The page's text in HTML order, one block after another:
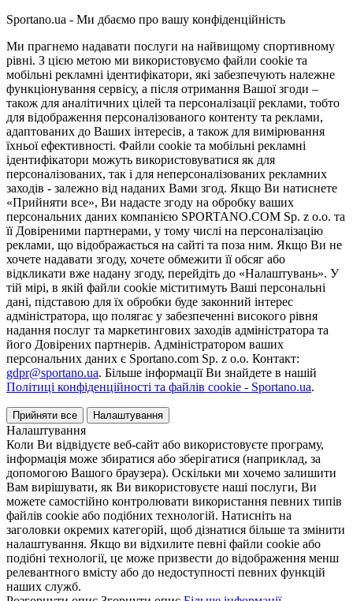
Sportano.ua - Ми дбаємо про вашу конфіденційність
Ми прагнемо надавати послуги на найвищому спортивному
рівні. З цією метою ми використовуємо файли cookie та
мобільні рекламні ідентифікатори, які забезпечують належне
функціонування сервісу, а після отримання Вашої згоди –
також для аналітичних цілей та персоналізації реклами, тобто
для відображення персоналізованого контенту та реклами,
адаптованих до Ваших інтересів, а також для вимірювання
їхньої ефективності. Файли cookie та мобільні рекламні
ідентифікатори можуть використовуватися як для
персоналізованих, так і для неперсоналізованих рекламних
заходів - залежно від наданих Вами згод. Якщо Ви натиснете
«Прийняти все», Ви надасте згоду на обробку ваших
персональних даних компанією SPORTANO.COM Sp. z o.o. та
її Довіреними партнерами, у тому числі на персоналізацію
реклами, що відображається на сайті та поза ним. Якщо Ви не
хочете надавати згоду, хочете обмежити її обсяг або
відкликати вже надану згоду, перейдіть до «Налаштувань». У
тій мірі, в якій файли cookie міститимуть Ваші персональні
дані, підставою для їх обробки буде законний інтерес
адміністратора, що полягає у забезпеченні високого рівня
надання послуг та маркетингових заходів адміністратора та
його Довірених партнерів. Адміністратором ваших
персональних даних є Sportano.com Sp. z o.o. Контакт:
gdpr@sportano.ua. Більше інформації Ви знайдете в нашій
Політиці конфіденційності та файлів cookie - Sportano.ua.
Прийняти все Налаштування
Налаштування
Коли Ви відвідуєте веб-сайт або використовуєте програму,
інформація може збиратися або зберігатися (наприклад, за
допомогою Вашого браузера). Оскільки ми хочемо залишити
Вам вирішувати, як Ви використовуєте наші послуги, Ви
можете самостійно контролювати використання певних типів
файлів cookie або подібних технологій. Натисніть на
заголовки окремих категорій, щоб дізнатися більше та змінити
налаштування. Якщо ви відхилите певні файли cookie або
подібні технології, це може призвести до відображення менш
релевантного вмісту або до недоступності певних функцій
наших служб.